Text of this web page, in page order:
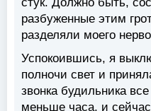
стук. Должно быть,
разбуженные этим
разделяли моего
Успокоившись, я
полночи свет и
звонка будильника
меньше часа, и